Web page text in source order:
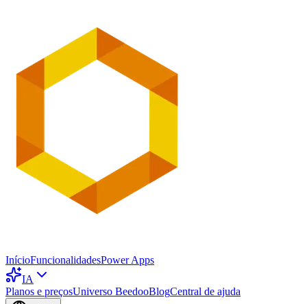
InícioFuncionalidadesPower Apps
IA
Planos e preçosUniverso BeedooBlogCentral de ajuda